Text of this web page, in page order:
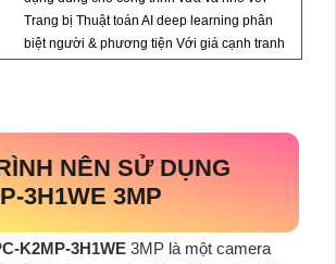
Trang bị Thuật toán AI deep learning phân
biệt người & phương tiện Với giá cạnh tranh
NÊN SỬ DỤNG
3H1WE 3MP
K2MP-3H1WE 3MP là một camera